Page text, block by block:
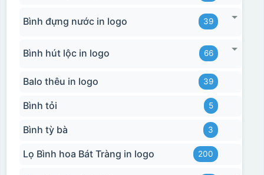
Bình đựng nước in logo 39
Bình hút lộc in logo 66
Balo thêu in logo 39
Bình tỏi 5
Bình tỳ bà 3
Lọ Bình hoa Bát Tràng in logo 200